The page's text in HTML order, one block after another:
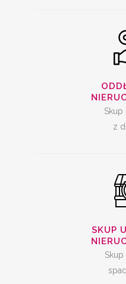
Skup
z
SKUP
Skup